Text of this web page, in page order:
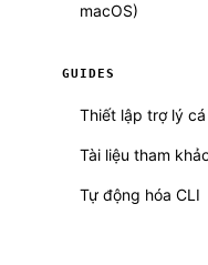
macOS)
GUIDES
Thiết lập trợ lý
Tài liệu tham
Tự động hóa CLI